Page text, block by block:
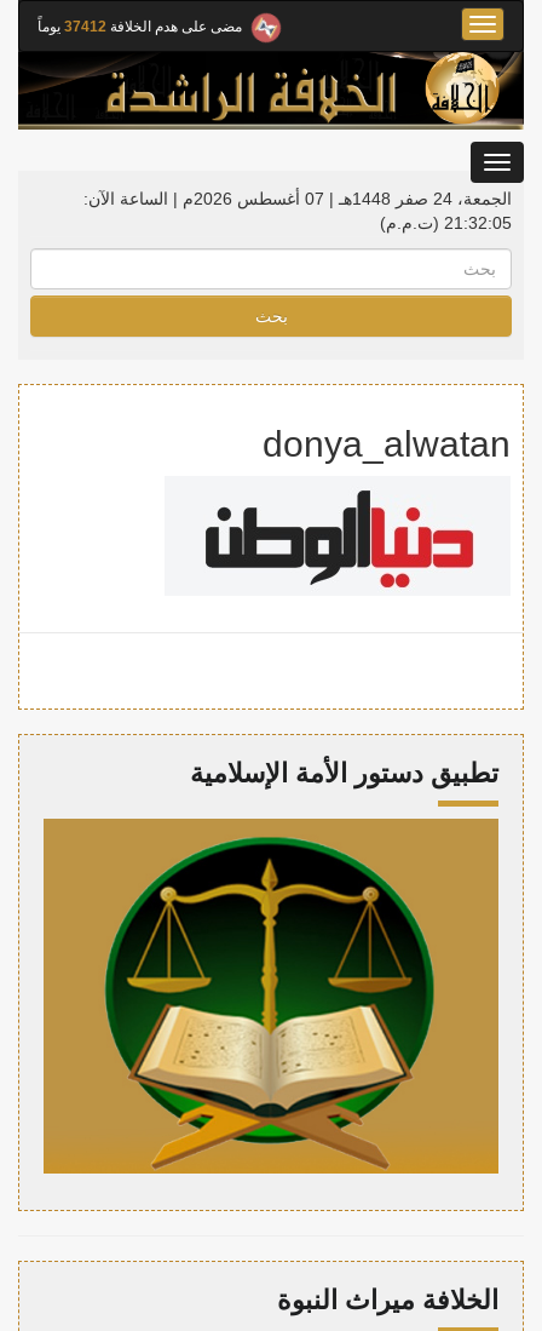
مضى على هدم الخلافة 37412 يوماً
Toggle
navigation
الجمعة، 24 صفر 1448هـ | 07 أغسطس 2026م |
الساعة الآن:
21:32:05 (ت.م.م)
بحث
donya_alwatan
تطبيق دستور الأمة الإسلامية
الخلافة ميراث النبوة